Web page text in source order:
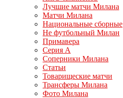
Лучшие матчи Милана
Матчи Милана
Национальные сборные
Не футбольный Милан
Примавера
Серия А
Соперники Милана
Статьи
Товарищеские матчи
Трансферы Милана
Фото Милана